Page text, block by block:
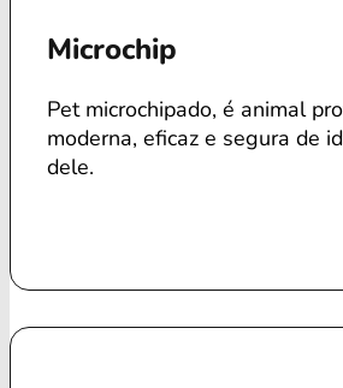
Microchip
Pet microchipado, é animal
moderna, eficaz e segura de
dele.